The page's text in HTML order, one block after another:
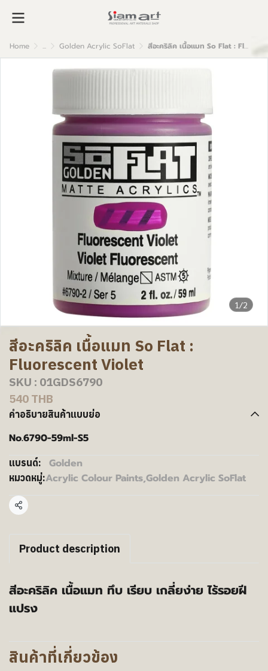
Home ... Golden Acrylic SoFlat สีอะคริลิค เนื้อแมท So Flat : Fluorescent Violet
1/2
สีอะคริลิค เนื้อแมท So Flat :
Fluorescent Violet
SKU : 01GDS6790
540 THB
คำอธิบายสินค้าแบบย่อ
No.6790-59ml-S5
แบรนด์: Golden
หมวดหมู่:Acrylic Colour Paints,Golden Acrylic SoFlat
แชร์
Product description
สีอะคริลิค เนื้อแมท ทึบ เรียบ เกลี่ยง่าย ไร้รอยฝี
แปรง
สินค้าที่เกี่ยวข้อง